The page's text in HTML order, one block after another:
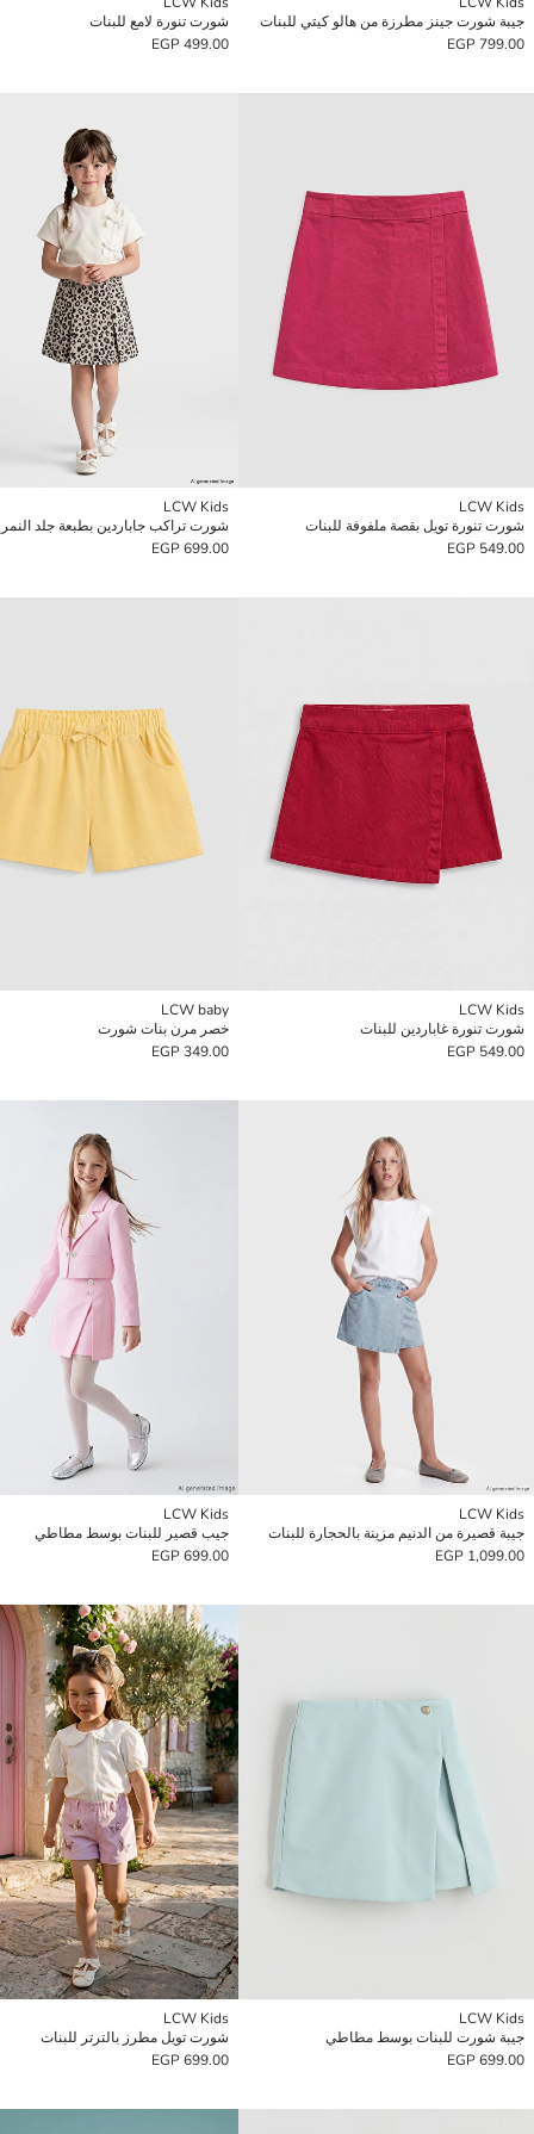
جيبة شورت جينز مطرزة من هالو كيتي للبنات
799.00 EGP
شورت تنورة لامع للبنات
499.00 EGP
LCW Kids
شورت تنورة تويل بقصة ملفوفة للبنات
549.00 EGP
LCW Kids
شورت تراكب جاباردين بطبعة جلد النمر
699.00 EGP
LCW Kids
شورت تنورة غاباردين للبنات
549.00 EGP
LCW baby
خصر مرن بنات شورت
349.00 EGP
LCW Kids
جيبة قصيرة من الدنيم مزينة بالحجارة للبنات
1,099.00 EGP
LCW Kids
جيب قصير للبنات بوسط مطاطي
699.00 EGP
LCW Kids
جيبة شورت للبنات بوسط مطاطي
699.00 EGP
LCW Kids
شورت تويل مطرز بالترتر للبنات
699.00 EGP